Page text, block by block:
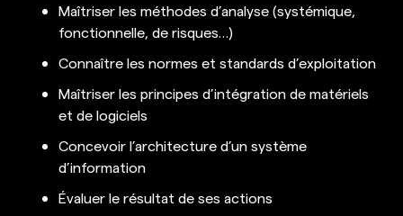
Maîtriser les méthodes d’analyse (systémique,
fonctionnelle, de risques…)
Connaître les normes et standards d’exploitation
Maîtriser les principes d’intégration de matériels
et de logiciels
Concevoir l’architecture d’un système
d’information
Évaluer le résultat de ses actions